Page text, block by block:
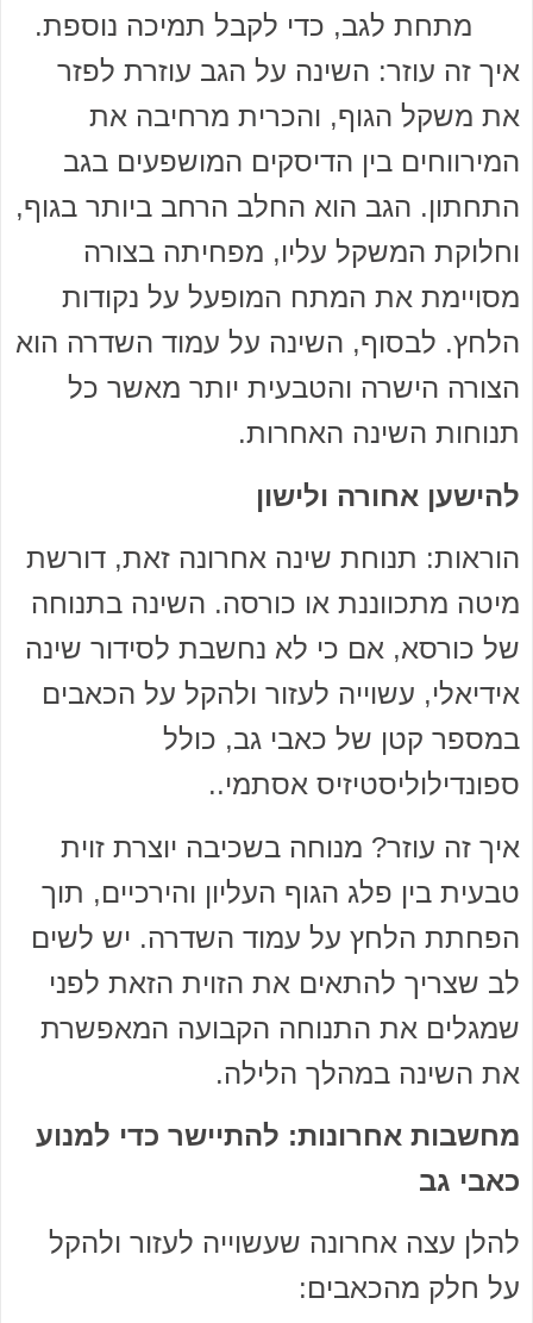
מתחת לגב, כדי לקבל תמיכה נוספת.
איך זה עוזר: השינה על הגב עוזרת לפזר
את משקל הגוף, והכרית מרחיבה את
המירווחים בין הדיסקים המושפעים בגב
התחתון. הגב הוא החלב הרחב ביותר בגוף,
וחלוקת המשקל עליו, מפחיתה בצורה
מסויימת את המתח המופעל על נקודות
הלחץ. לבסוף, השינה על עמוד השדרה הוא
הצורה הישרה והטבעית יותר מאשר כל
תנוחות השינה האחרות.
להישען אחורה ולישון
הוראות: תנוחת שינה אחרונה זאת, דורשת
מיטה מתכווננת או כורסה. השינה בתנוחה
של כורסא, אם כי לא נחשבת לסידור שינה
אידיאלי, עשוייה לעזור ולהקל על הכאבים
במספר קטן של כאבי גב, כולל
ספונדילוליסטיזיס אסתמי..
איך זה עוזר? מנוחה בשכיבה יוצרת זוית
טבעית בין פלג הגוף העליון והירכיים, תוך
הפחתת הלחץ על עמוד השדרה. יש לשים
לב שצריך להתאים את הזוית הזאת לפני
שמגלים את התנוחה הקבועה המאפשרת
את השינה במהלך הלילה.
מחשבות אחרונות: להתיישר כדי למנוע
כאבי גב
להלן עצה אחרונה שעשוייה לעזור ולהקל
על חלק מהכאבים: